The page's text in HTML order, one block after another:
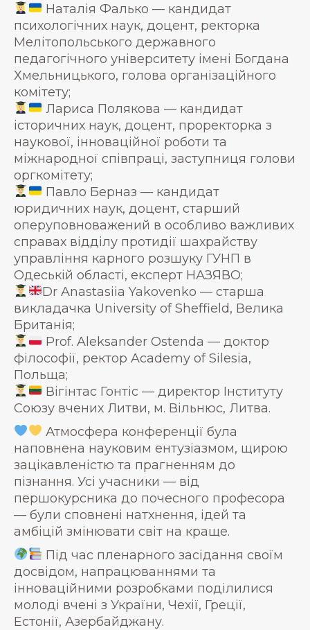
Наталія Фалько — кандидат
психологічних наук, доцент, ректорка
Мелітопольського державного
педагогічного університету імені Богдана
Хмельницького, голова організаційного
комітету;
Лариса Полякова — кандидат
історичних наук, доцент, проректорка з
наукової, інноваційної роботи та
міжнародної співпраці, заступниця голови
оргкомітету;
Павло Берназ — кандидат
юридичних наук, доцент, старший
оперуповноважений в особливо важливих
справах відділу протидії шахрайству
управління карного розшуку ГУНП в
Одеській області, експерт НАЗЯВО;
Dr Anastasiia Yakovenko — старша
викладачка University of Sheffield, Велика
Британія;
Prof. Aleksander Ostenda — доктор
філософії, ректор Academy of Silesia,
Польща;
Вігінтас Гонтіс — директор Інституту
Союзу вчених Литви, м. Вільнюс, Литва.
Атмосфера конференції була
наповнена науковим ентузіазмом, щирою
зацікавленістю та прагненням до
пізнання. Усі учасники — від
першокурсника до почесного професора
— були сповнені натхнення, ідей та
амбіцій змінювати світ на краще.
Під час пленарного засідання своїм
досвідом, напрацюваннями та
інноваційними розробками поділилися
молоді вчені з України, Чехії, Греції,
Естонії, Азербайджану.